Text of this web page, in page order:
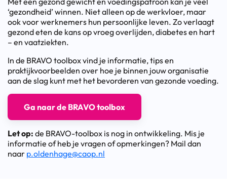
‘gezondheid’ winnen. Niet alleen op de werkvloer, maar
ook voor werknemers hun persoonlijke leven. Zo verlaagt
gezond eten de kans op vroeg overlijden, diabetes en hart
– en vaatziekten.
In de BRAVO toolbox vind je informatie, tips en
praktijkvoorbeelden over hoe je binnen jouw organisatie
aan de slag kunt met het bevorderen van gezonde voeding.
Ga naar de BRAVO toolbox
Let op: de BRAVO-toolbox is nog in ontwikkeling. Mis je
informatie of heb je vragen of opmerkingen? Mail dan
naar p.oldenhage@caop.nl